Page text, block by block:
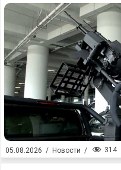
05.08.2026 / Новости / 314